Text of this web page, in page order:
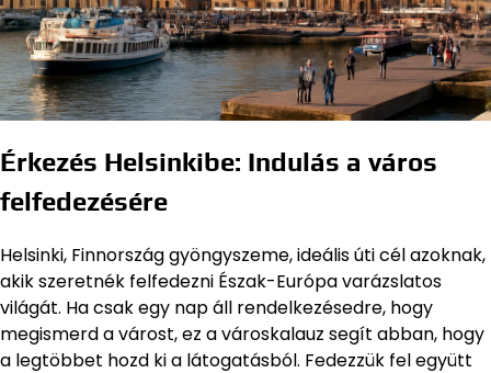
Érkezés Helsinkibe: Indulás a város
felfedezésére
Helsinki, Finnország gyöngyszeme, ideális úti cél azoknak,
akik szeretnék felfedezni Észak-Európa varázslatos
világát. Ha csak egy nap áll rendelkezésedre, hogy
megismerd a várost, ez a városkalauz segít abban, hogy
a legtöbbet hozd ki a látogatásból. Fedezzük fel együtt